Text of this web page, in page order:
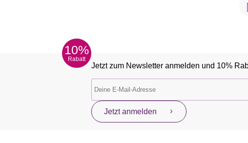
10%
Rabatt
Jetzt zum Newsletter anmelden und 10%
Jetzt anmelden